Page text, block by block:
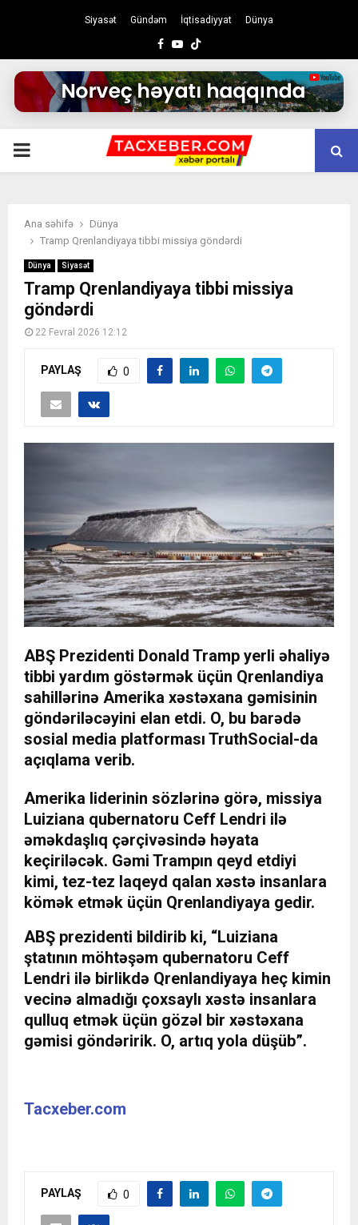
Siyasət Gündəm İqtisadiyyat Dünya
Facebook
Youtube
PRIMARY
Ana səhifə
Dünya
Tramp Qrenlandiyaya tibbi missiya göndərdi
Dünya Siyasət
Tramp Qrenlandiyaya tibbi missiya
göndərdi
22 Fevral 2026 12:12
PAYLAŞ 0
ABŞ Prezidenti Donald Tramp yerli əhaliyə
tibbi yardım göstərmək üçün Qrenlandiya
sahillərinə Amerika xəstəxana gəmisinin
göndəriləcəyini elan etdi. O, bu barədə
sosial media platforması TruthSocial-da
açıqlama verib.
Amerika liderinin sözlərinə görə, missiya
Luiziana qubernatoru Ceff Lendri ilə
əməkdaşlıq çərçivəsində həyata
keçiriləcək. Gəmi Trampın qeyd etdiyi
kimi, tez-tez laqeyd qalan xəstə insanlara
kömək etmək üçün Qrenlandiyaya gedir.
ABŞ prezidenti bildirib ki, “Luiziana
ştatının möhtəşəm qubernatoru Ceff
Lendri ilə birlikdə Qrenlandiyaya heç kimin
vecinə almadığı çoxsaylı xəstə insanlara
qulluq etmək üçün gözəl bir xəstəxana
gəmisi göndəririk. O, artıq yola düşüb”.
Tacxeber.com
PAYLAŞ 0